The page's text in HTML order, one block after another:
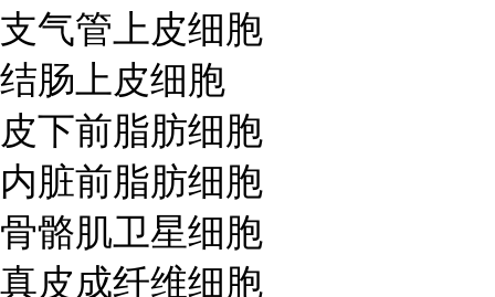
支气管上皮细胞
结肠上皮细胞
皮下前脂肪细胞
内脏前脂肪细胞
骨骼肌卫星细胞
真皮成纤维细胞